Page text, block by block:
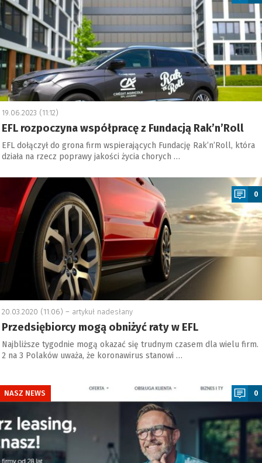
19.06.2023 (11:12)
EFL rozpoczyna współpracę z Fundacją Rak’n’Roll
EFL dołączył do grona firm wspierających Fundację Rak’n’Roll, która
działa na rzecz poprawy jakości życia chorych …
0
20.03.2020 (11:06) – artykuł nadesłany
Przedsiębiorcy mogą obniżyć raty w EFL
Najbliższe tygodnie mogą okazać się trudnym czasem dla wielu firm.
2 na 3 Polaków uważa, że koronawirus stanowi …
NASZ NEWS 0